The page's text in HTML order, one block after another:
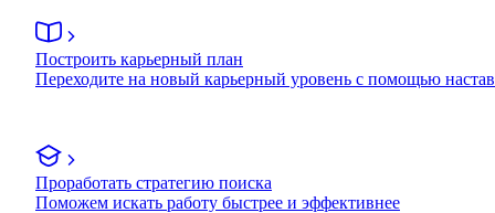
Построить карьерный план
Переходите на новый карьерный уровень с помощью
Проработать стратегию поиска
Поможем искать работу быстрее и эффективнее